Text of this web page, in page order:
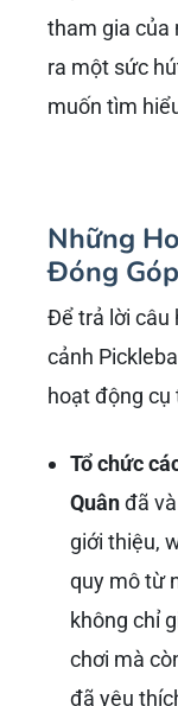
tham gia của
ra một sức
muốn tìm